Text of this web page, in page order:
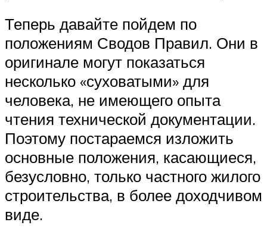
Теперь давайте пойдем по
положениям Сводов Правил. Они в
оригинале могут показаться
несколько «суховатыми» для
человека, не имеющего опыта
чтения технической документации.
Поэтому постараемся изложить
основные положения, касающиеся,
безусловно, только частного жилого
строительства, в более доходчивом
виде.